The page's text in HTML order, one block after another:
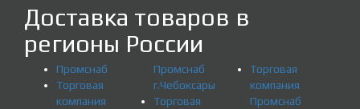
Доставка товаров в
регионы России
Промснаб
Торговая
компания
Промснаб
г.Чебоксары
Торговая
Торговая
компания
Промснаб